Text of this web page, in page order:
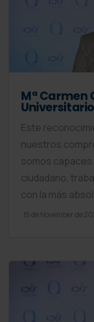
Mª Carmen
Este
nuestros
somos
ciudadano,
con la más
15 de November de